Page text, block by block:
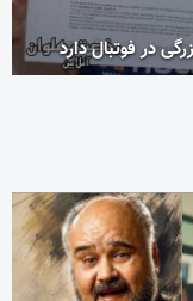
در فوتبال دارد